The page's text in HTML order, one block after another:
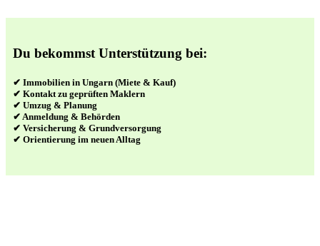
Du bekommst Unterstützung bei:
✔ Immobilien in Ungarn (Miete & Kauf)
✔ Kontakt zu geprüften Maklern
✔ Umzug & Planung
✔ Anmeldung & Behörden
✔ Versicherung & Grundversorgung
✔ Orientierung im neuen Alltag